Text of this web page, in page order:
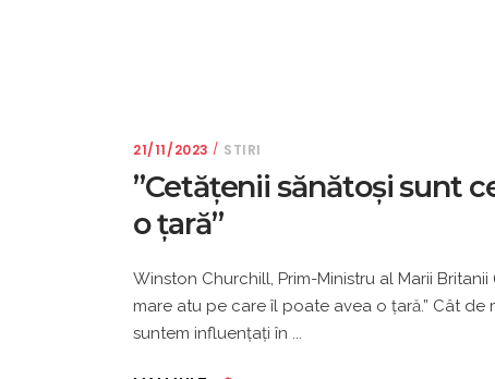
21/11/2023 STIRI
”Cetăţenii sănătoşi sunt
o ţară”
Winston Churchill, Prim-Ministru al Marii
mare atu pe care îl poate avea o ţară.” Cât
suntem influenţaţi în